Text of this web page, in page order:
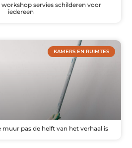
servies schilderen voor
iedereen
KAMERS EN RUIMTES
pas de helft van het verhaal is